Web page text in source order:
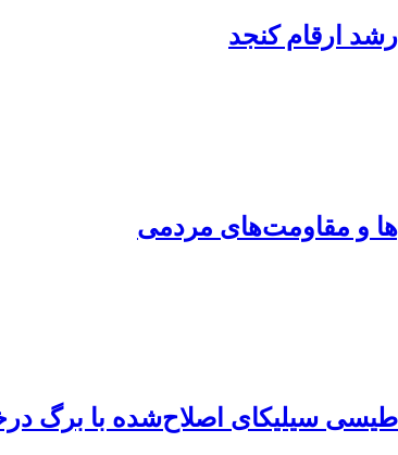
ارقام کنجد
و مقاومت‌های مردمی
سیلیکای اصلاح‌شده با برگ